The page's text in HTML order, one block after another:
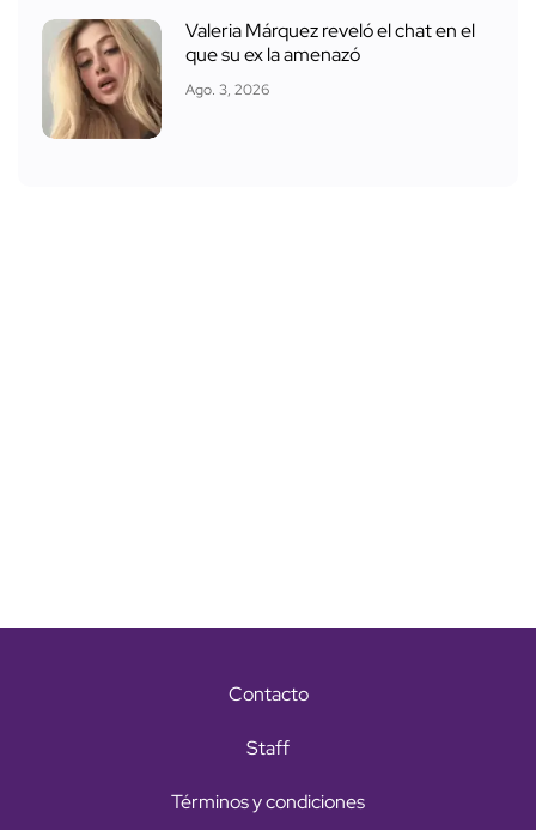
Valeria Márquez reveló el chat en el
que su ex la amenazó
Ago. 3, 2026
Contacto
Staff
Términos y condiciones